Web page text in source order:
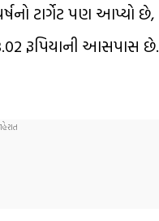
ટાર્ગેટ પણ આપ્યો છે,
રૂપિયાની આસપાસ છે.